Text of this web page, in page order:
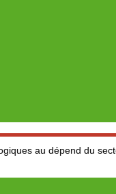
du secteur